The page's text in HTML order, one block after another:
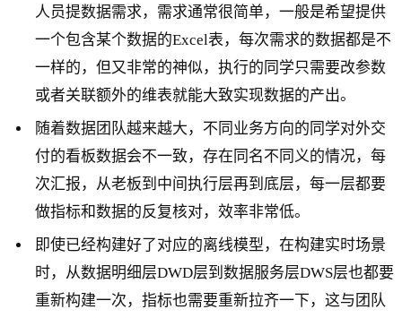
人员提数据需求，需求通常很简单，一般是希望提供
一个包含某个数据的Excel表，每次需求的数据都是不
一样的，但又非常的神似，执行的同学只需要改参数
或者关联额外的维表就能大致实现数据的产出。
随着数据团队越来越大，不同业务方向的同学对外交
付的看板数据会不一致，存在同名不同义的情况，每
次汇报，从老板到中间执行层再到底层，每一层都要
做指标和数据的反复核对，效率非常低。
即使已经构建好了对应的离线模型，在构建实时场景
时，从数据明细层DWD层到数据服务层DWS层也都要
重新构建一次，指标也需要重新拉齐一下，这与团队